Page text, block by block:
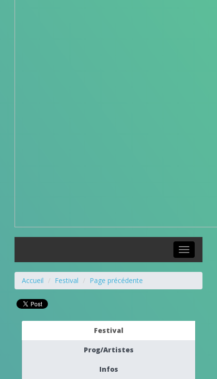
Toggle
navigation
Accueil Festival Page précédente
Festival
Prog/Artistes
Infos